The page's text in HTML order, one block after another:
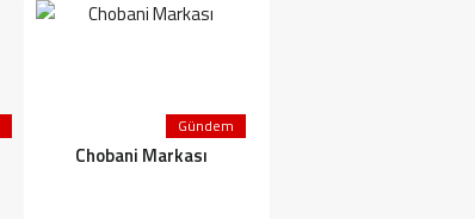
Gündem
Chobani Markası